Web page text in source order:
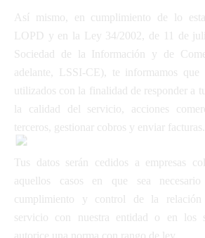
Así mismo, en cumplimiento de lo
LOPD y en la Ley 34/2002, de 11 de
Sociedad de la Información y de
adelante, LSSI-CE), te informamos que
utilizados con la finalidad de responder a
la calidad del servicio, acciones
terceros, gestionar cobros y enviar facturas.
Tus datos serán cedidos a empresas
aquellos casos en que sea
cumplimiento y control de la relación
servicio con nuestra entidad o en los
autorice una norma con rango de ley.